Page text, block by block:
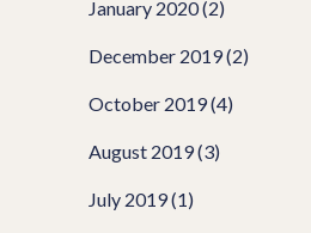
January 2020(2)
December 2019(2)
October 2019(4)
August 2019(3)
July 2019(1)